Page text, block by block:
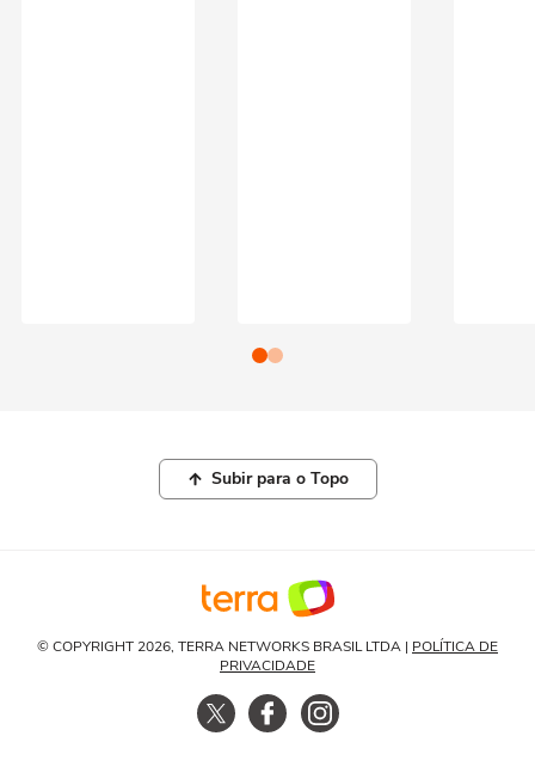
Subir para o Topo
© COPYRIGHT 2026, TERRA NETWORKS BRASIL LTDA | POLÍTICA DE
PRIVACIDADE